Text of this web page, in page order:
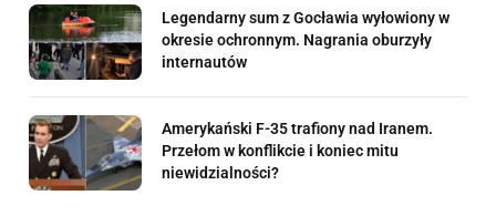
Legendarny sum z Gocławia wyłowiony w
okresie ochronnym. Nagrania oburzyły
internautów
Amerykański F-35 trafiony nad Iranem.
Przełom w konflikcie i koniec mitu
niewidzialności?